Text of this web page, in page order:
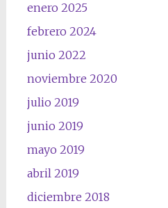
enero 2025
febrero 2024
junio 2022
noviembre 2020
julio 2019
junio 2019
mayo 2019
abril 2019
diciembre 2018